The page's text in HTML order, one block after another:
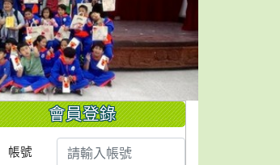
會員登錄
帳號